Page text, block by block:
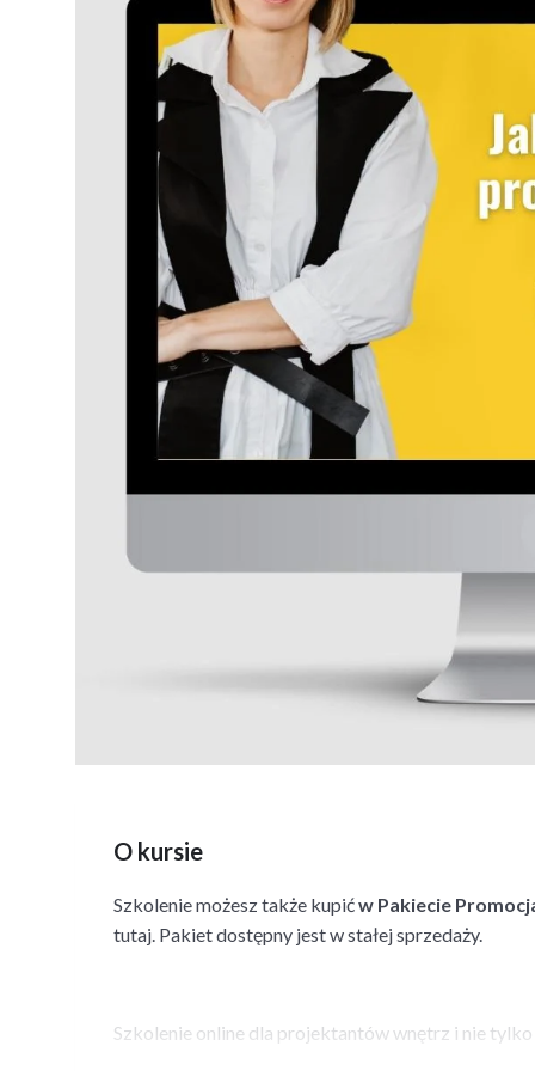
O kursie
Szkolenie możesz także kupićw Pakiecie
tutaj. Pakiet dostępny jest w stałej sprzedaży.
Szkolenie online dla projektantów wnętrz i nie